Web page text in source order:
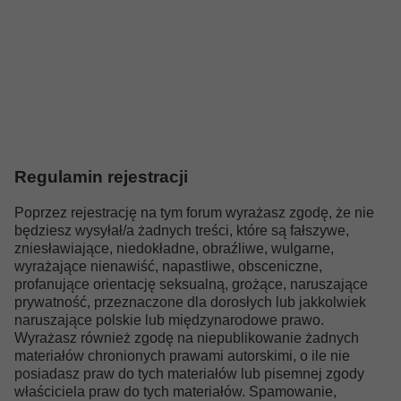
Regulamin rejestracji
Poprzez rejestrację na tym forum wyrażasz zgodę, że nie
będziesz wysyłał/a żadnych treści, które są fałszywe,
zniesławiające, niedokładne, obraźliwe, wulgarne,
wyrażające nienawiść, napastliwe, obsceniczne,
profanujące orientację seksualną, grożące, naruszające
prywatność, przeznaczone dla dorosłych lub jakkolwiek
naruszające polskie lub międzynarodowe prawo.
Wyrażasz również zgodę na niepublikowanie żadnych
materiałów chronionych prawami autorskimi, o ile nie
posiadasz praw do tych materiałów lub pisemnej zgody
właściciela praw do tych materiałów. Spamowanie,